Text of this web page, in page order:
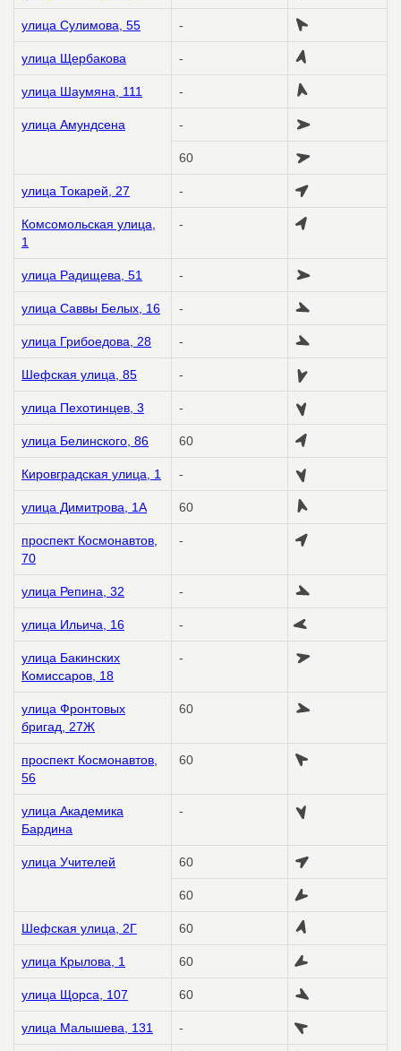
улица Сулимова, 55 -
улица Щербакова -
улица Шаумяна, 111 -
улица Амундсена -
60
улица Токарей, 27 -
Комсомольская улица,
1
-
улица Радищева, 51 -
улица Саввы Белых, 16 -
улица Грибоедова, 28 -
Шефская улица, 85 -
улица Пехотинцев, 3 -
улица Белинского, 86 60
Кировградская улица, 1 -
улица Димитрова, 1А 60
проспект Космонавтов,
70
-
улица Репина, 32 -
улица Ильича, 16 -
улица Бакинских
Комиссаров, 18
-
улица Фронтовых
бригад, 27Ж
60
проспект Космонавтов,
56
60
улица Академика
Бардина
-
улица Учителей 60
60
Шефская улица, 2Г 60
улица Крылова, 1 60
улица Щорса, 107 60
улица Малышева, 131 -